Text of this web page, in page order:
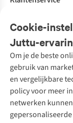
Cookie-
Juttu-
Om je de beste
gebruik van
en vergelijkbare
policy voor meer
netwerken
Bestellen
Betalen
10%
Klarna - achteraf
Levering
Retourneren
Bestelling herroepen
Garantie
Onze diensten
Tweedehands -
Kledingatelier
Personal shopping
Textielbox
Events / workshops
Juttu
Over ons
Juttu Friends
Inspiratie
Werken bij Juttu
Merken
Nathalie
Selected dames
Meld je aan voor